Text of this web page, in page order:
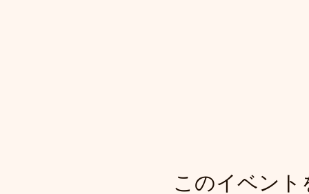
このイベント